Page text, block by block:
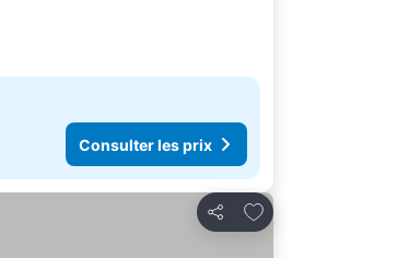
Consulter les prix
Partager
Ajouter à mes favoris